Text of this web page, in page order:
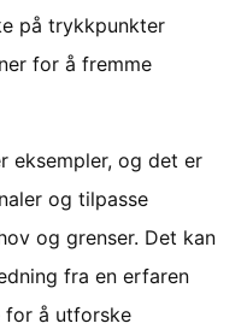
på trykkpunkter
for å fremme
eksempler, og det er
og tilpasse
og grenser. Det kan
fra en erfaren
for å utforske